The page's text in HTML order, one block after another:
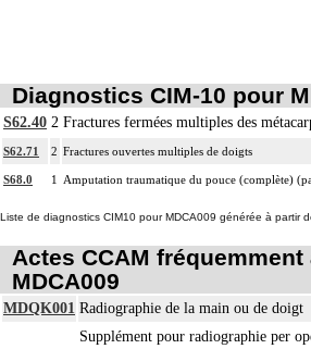
Notes
13
Par ostéosynthèse d'une fracture à foyer
osseuse par voie transcutanée ou avec abord
foyer de fracture.
13 Par ostéotomie complexe, on entend :
13
Par ostéotomie simple, on entend :
13
La suture de muscle ou de tendon inclut
externe ou par arthrorise.
L'arthrodèse inclut l'ostéosynthèse, le
et/ou la contention par appareillage externe.
Diagnostics CIM-10 pour
S62.40 2 Fractures fermées multiples des
S62.71 2 Fractures ouvertes multiples de doigts
S68.0 1 Amputation traumatique du pouce (complète)
Liste de diagnostics CIM10 pour MDCA009 générée à partir
Actes CCAM
MDCA009
MDQK001 Radiographie de la main ou de doigt
Supplément pour radiographie per